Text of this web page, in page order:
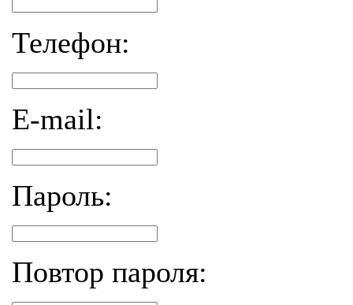
Телефон:
E-mail:
Пароль:
Повтор пароля: